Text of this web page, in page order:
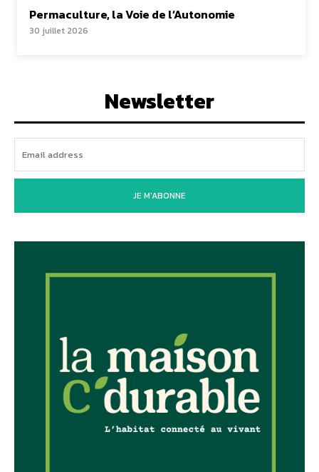
Permaculture, la Voie de l’Autonomie
30 juillet 2026
Newsletter
JE M'ABONNE